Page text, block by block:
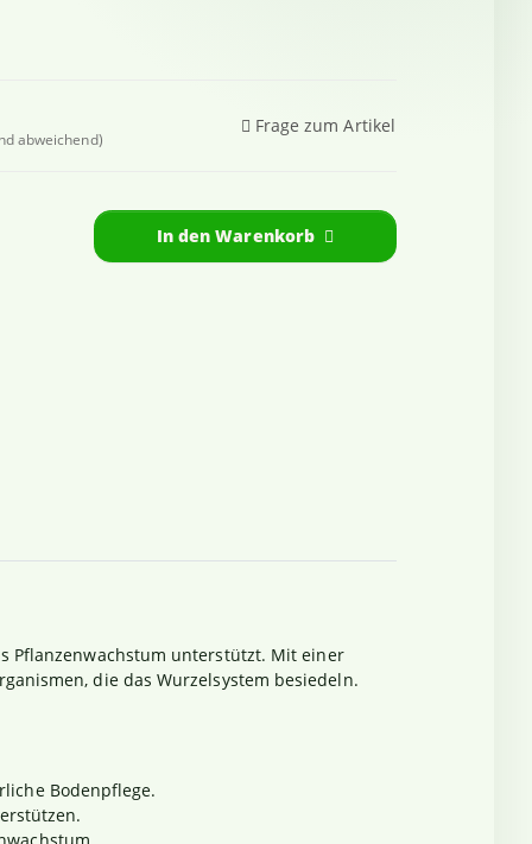
abweichend)
Frage zum Artikel
In den Warenkorb
Pflanzenwachstum unterstützt. Mit einer
die das Wurzelsystem besiedeln.
Bodenpflege.